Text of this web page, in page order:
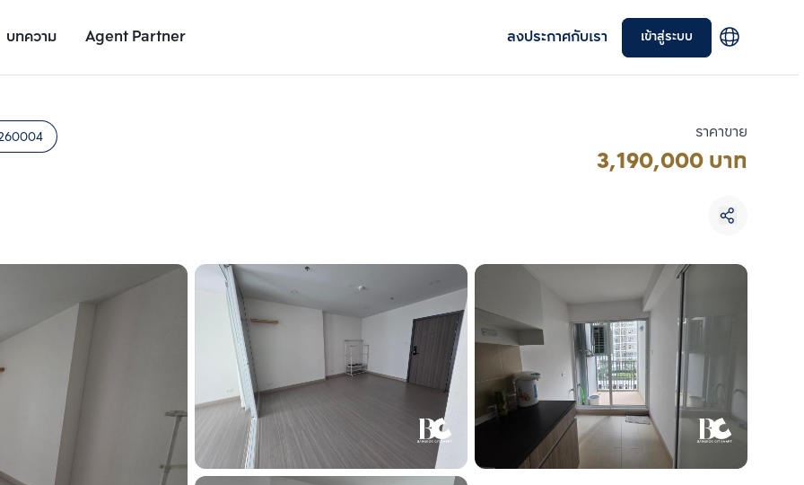
บทความ Agent Partner ลงประกาศกับเรา เข้าสู่ระบบ
รายละเอียดยูนิต
ราคาขาย
3,190,000 บาท
เพิ่มยูนิตเปรียบเทียบ
รายการที่ 2
เพิ่มยูนิตเปรียบเทียบ
เลือกยูนิตเพื่อเปรียบเทียบ
เปรียบเทียบ
ลบทั้งหมด